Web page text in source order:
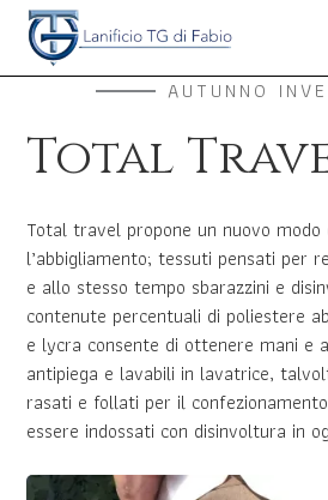
AUTUNNO
Total
Total travel propone un nuovo
l’abbigliamento; tessuti pensati per
e allo stesso tempo sbarazzini e
contenute percentuali di poliestere
e lycra consente di ottenere mani e
antipiega e lavabili in lavatrice,
rasati e follati per il
essere indossati con disinvoltura in